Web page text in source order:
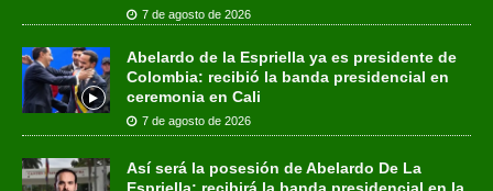
7 de agosto de 2026
Abelardo de la Espriella ya es presidente de
Colombia: recibió la banda presidencial en
ceremonia en Cali
7 de agosto de 2026
Así será la posesión de Abelardo De La
Espriella: recibirá la banda presidencial en la